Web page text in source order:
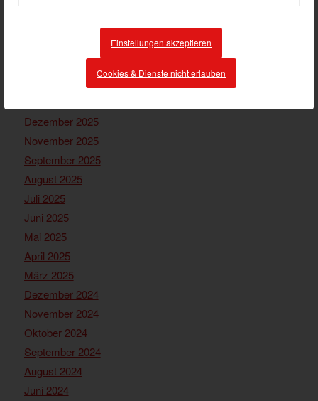
Einstellungen akzeptieren
Cookies & Dienste nicht erlauben
Dezember 2025
November 2025
September 2025
August 2025
Juli 2025
Juni 2025
Mai 2025
April 2025
März 2025
Dezember 2024
November 2024
Oktober 2024
September 2024
August 2024
Juni 2024